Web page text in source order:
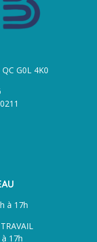
G0L 4K0
à 17h
17h